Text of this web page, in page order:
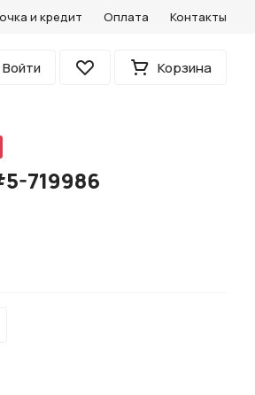
и кредит Оплата Контакты
Войти
Избранное Корзина
719986